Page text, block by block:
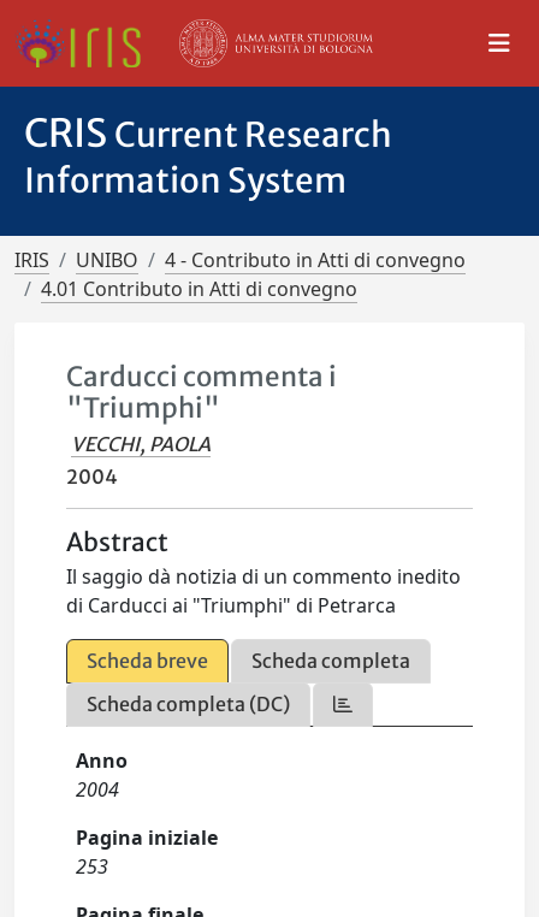
CRIS Current Research
Information System
IRIS UNIBO
4 - Contributo in Atti di convegno
4.01 Contributo in Atti di convegno
Carducci commenta i
"Triumphi"
VECCHI, PAOLA
2004
Abstract
Il saggio dà notizia di un commento inedito
di Carducci ai "Triumphi" di Petrarca
Scheda breve
Scheda completa
Scheda completa (DC)
Anno
2004
Pagina iniziale
253